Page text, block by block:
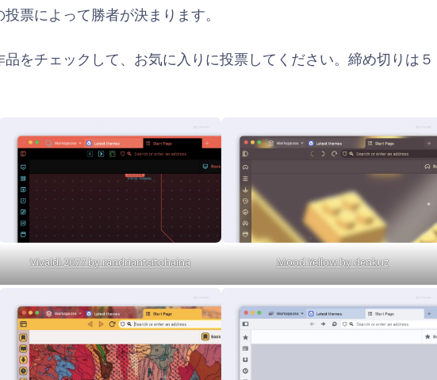
票によって勝者が決まります。
をチェックして、お気に入りに投票してください。締め切りは５
Vivaldi 2077 by randriantsitohaina Mood Yellow by denkuz